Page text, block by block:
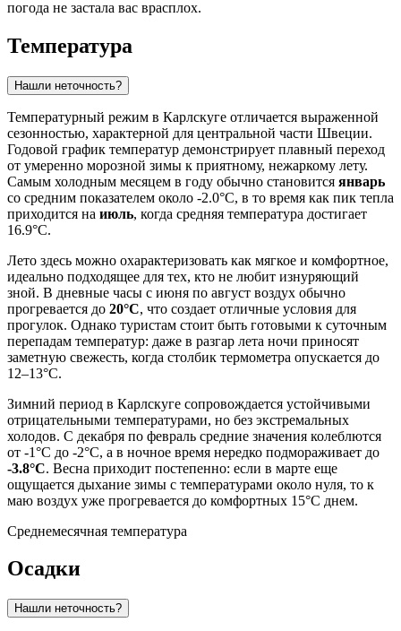
погода не застала вас врасплох.
Температура
Нашли неточность?
Температурный режим в Карлскуге отличается выраженной
сезонностью, характерной для центральной части Швеции.
Годовой график температур демонстрирует плавный переход
от умеренно морозной зимы к приятному, нежаркому лету.
Самым холодным месяцем в году обычно становится январь
со средним показателем около -2.0°C, в то время как пик тепла
приходится на июль, когда средняя температура достигает
16.9°C.
Лето здесь можно охарактеризовать как мягкое и комфортное,
идеально подходящее для тех, кто не любит изнуряющий
зной. В дневные часы с июня по август воздух обычно
прогревается до 20°C, что создает отличные условия для
прогулок. Однако туристам стоит быть готовыми к суточным
перепадам температур: даже в разгар лета ночи приносят
заметную свежесть, когда столбик термометра опускается до
12–13°C.
Зимний период в Карлскуге сопровождается устойчивыми
отрицательными температурами, но без экстремальных
холодов. С декабря по февраль средние значения колеблются
от -1°C до -2°C, а в ночное время нередко подмораживает до
-3.8°C. Весна приходит постепенно: если в марте еще
ощущается дыхание зимы с температурами около нуля, то к
маю воздух уже прогревается до комфортных 15°C днем.
Среднемесячная температура
Осадки
Нашли неточность?